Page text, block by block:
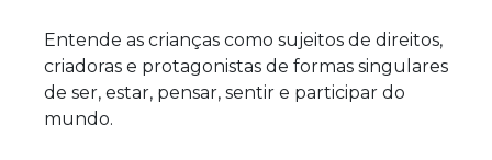
Entende as crianças como sujeitos de direitos,
criadoras e protagonistas de formas singulares
de ser, estar, pensar, sentir e participar do
mundo.